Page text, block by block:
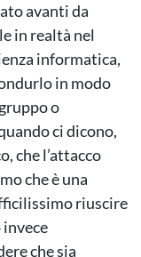
avanti da
in realtà nel
informatica,
in modo
o
ci dicono,
che l’attacco
che è una
riuscire
invece
che sia